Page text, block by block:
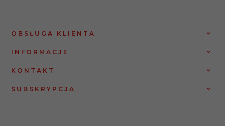
OBSŁUGA KLIENTA
INFORMACJE
KONTAKT
SUBSKRYPCJA